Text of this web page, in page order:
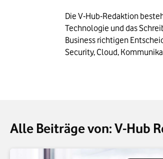
Die V-Hub-Redaktion
Technologie und das
Business richtigen
Security, Cloud,
Alle Beiträge von: V-Hub